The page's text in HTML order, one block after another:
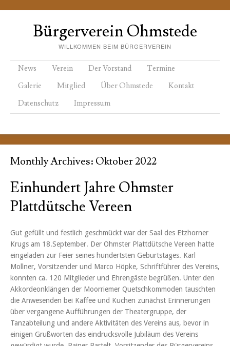
Bürgerverein Ohmstede
WILLKOMMEN BEIM BÜRGERVEREIN
Menu
Skip to content
News Verein Der Vorstand
Termine
Galerie
Mitglied Über Ohmstede
Kontakt
Datenschutz
Impressum
Monthly Archives: Oktober 2022
Einhundert Jahre Ohmster
Plattdütsche Vereen
Gut gefüllt und festlich geschmückt war der Saal des Etzhorner
Krugs am 18.September. Der Ohmster Plattdütsche Vereen hatte
eingeladen zur Feier seines hundertsten Geburtstages. Karl
Mollner, Vorsitzender und Marco Höpke, Schriftführer des Vereins,
konnten ca. 120 Mitglieder und Ehrengäste begrüßen. Unter den
Akkordeonklängen der Moorriemer Quetschkommoden tauschten
die Anwesenden bei Kaffee und Kuchen zunächst Erinnerungen
über vergangene Aufführungen der Theatergruppe, der
Tanzabteilung und andere Aktivitäten des Vereins aus, bevor in
einigen Grußworten das eindrucksvolle Jubiläum des Vereins